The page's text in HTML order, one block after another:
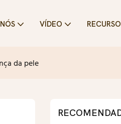
VÍDEO RECURSO
da pele